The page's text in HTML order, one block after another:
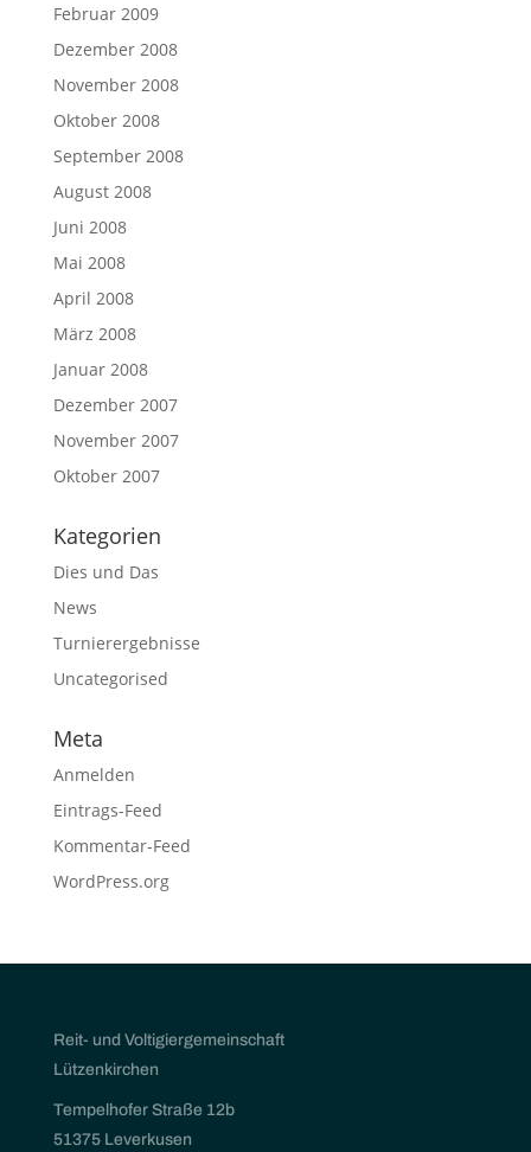
Februar 2009
Dezember 2008
November 2008
Oktober 2008
September 2008
August 2008
Juni 2008
Mai 2008
April 2008
März 2008
Januar 2008
Dezember 2007
November 2007
Oktober 2007
Kategorien
Dies und Das
News
Turnierergebnisse
Uncategorised
Meta
Anmelden
Eintrags-Feed
Kommentar-Feed
WordPress.org
Reit- und Voltigiergemeinschaft
Lützenkirchen
Tempelhofer Straße 12b
51375 Leverkusen